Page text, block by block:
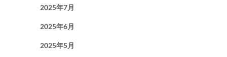
2025年7月
2025年6月
2025年5月